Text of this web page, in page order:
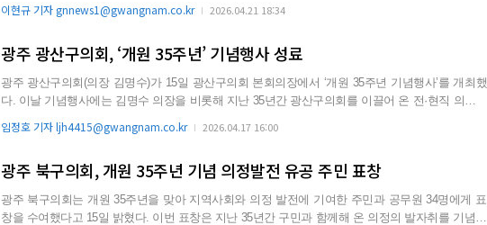
이현규 기자 gnnews1@gwangnam.co.kr 2026.04.21 18:34
광주 광산구의회, ‘개원 35주년’ 기념행사 성료
광주 광산구의회(의장 김명수)가 15일 광산구의회 본회의장에서 ‘개원 35주년 기념행사’를 개최했
다. 이날 기념행사에는 김명수 의장을 비롯해 지난 35년간 광산구의회를 이끌어 온 전·현직 의원들
임정호 기자 ljh4415@gwangnam.co.kr 2026.04.17 16:00
광주 북구의회, 개원 35주년 기념 의정발전 유공 주민 표창
광주 북구의회는 개원 35주년을 맞아 지역사회와 의정 발전에 기여한 주민과 공무원 34명에게 표
창을 수여했다고 15일 밝혔다. 이번 표창은 지난 35년간 구민과 함께해 온 의정의 발자취를 기념하